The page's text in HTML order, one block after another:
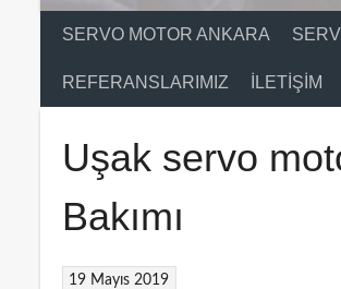
SERVO MOTOR ANKARA
REFERANSLARIMIZ İLETIŞIM
Uşak servo
Bakımı
19 Mayıs 2019